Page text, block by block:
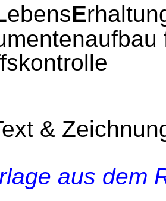
ebensE
&
aus dem